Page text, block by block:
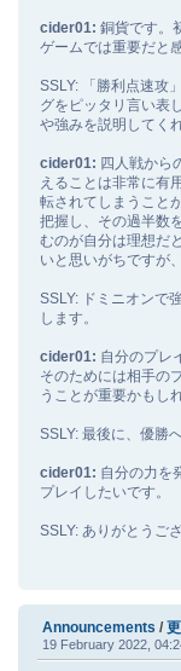
cider01: 銅貨です。
ゲームでは重要だと
SSLY: 「勝利点速攻
グをピッタリ言い表
や強みを説明してく
cider01: 四人戦から
えることは非常に有
転されてしまうこと
把握し、その過半数
むのが自分は理想だ
いと思いがちですが
SSLY: ドミニオンで
します。
cider01: 自分のプレ
そのためには相手の
うことが重要かもし
SSLY: 最後に、優勝
cider01: 自分の力を
プレイしたいです。
SSLY: ありがとうご
Announcements /
19 February 2022,